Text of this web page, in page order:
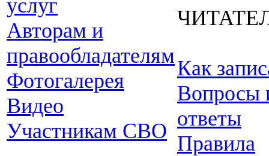
услуг
Авторам и
правообладателям
Фотогалерея
Видео
Участникам СВО
Как
Вопросы
ответы
Правила